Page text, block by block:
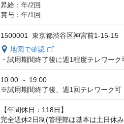
昇給：年/2回
賞与：年/1回
1500001 東京都渋谷区神宮前1-15-15
地図で確認
・試用期間終了後に週1程度テレワーク
10:00 ～ 19:00
※試用期間終了後、週1回テレワーク可
【年間休日：118日】
完全週休2日制(管理部は基本は土日休